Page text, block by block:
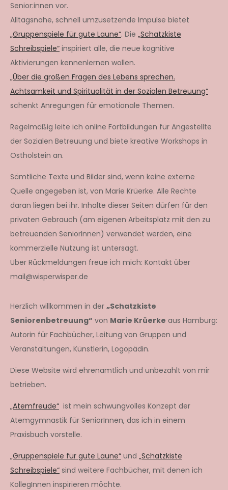
Senior:innen vor.
Alltagsnahe, schnell umzusetzende Impulse bietet
„Gruppenspiele für gute Laune“. Die „Schatzkiste
Schreibspiele“ inspiriert alle, die neue kognitive
Aktivierungen kennenlernen wollen.
„Über die großen Fragen des Lebens sprechen.
Achtsamkeit und Spiritualität in der Sozialen Betreuung“
schenkt Anregungen für emotionale Themen.
Regelmäßig leite ich online Fortbildungen für Angestellte
der Sozialen Betreuung und biete kreative Workshops in
Ostholstein an.
Sämtliche Texte und Bilder sind, wenn keine externe
Quelle angegeben ist, von Marie Krüerke. Alle Rechte
daran liegen bei ihr. Inhalte dieser Seiten dürfen für den
privaten Gebrauch (am eigenen Arbeitsplatz mit den zu
betreuenden SeniorInnen) verwendet werden, eine
kommerzielle Nutzung ist untersagt.
Über Rückmeldungen freue ich mich: Kontakt über
mail@wisperwisper.de
Herzlich willkommen in der „Schatzkiste
Seniorenbetreuung“ von Marie Krüerke aus Hamburg:
Autorin für Fachbücher, Leitung von Gruppen und
Veranstaltungen, Künstlerin, Logopädin.
Diese Website wird ehrenamtlich und unbezahlt von mir
betrieben.
„Atemfreude“ ist mein schwungvolles Konzept der
Atemgymnastik für SeniorInnen, das ich in einem
Praxisbuch vorstelle.
„Gruppenspiele für gute Laune“ und „Schatzkiste
Schreibspiele“ sind weitere Fachbücher, mit denen ich
KollegInnen inspirieren möchte.